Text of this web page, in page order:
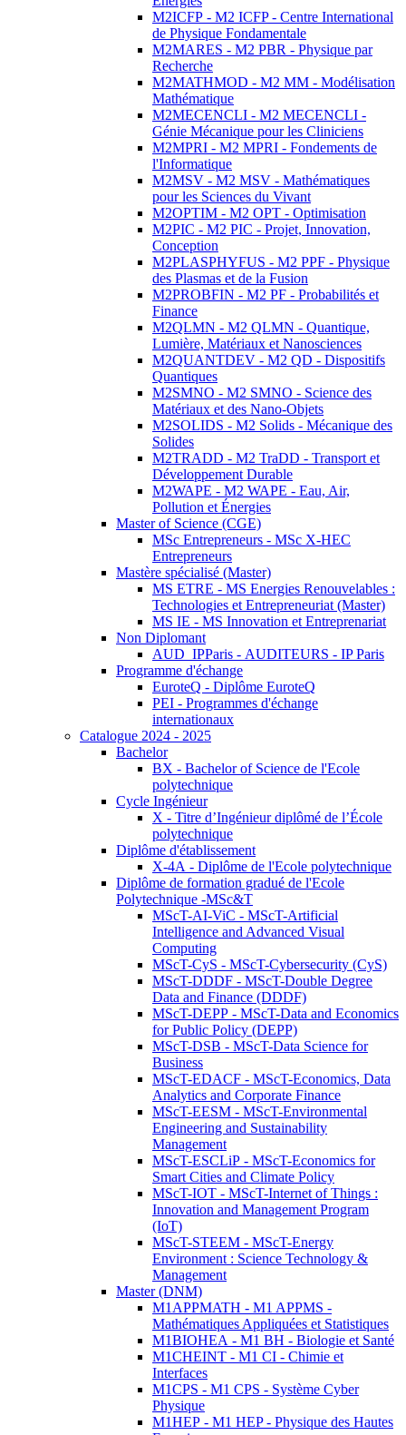
M2ICFP - M2 ICFP - Centre International
de Physique Fondamentale
M2MARES - M2 PBR - Physique par
Recherche
M2MATHMOD - M2 MM - Modélisation
Mathématique
M2MECENCLI - M2 MECENCLI -
Génie Mécanique pour les Cliniciens
M2MPRI - M2 MPRI - Fondements de
l'Informatique
M2MSV - M2 MSV - Mathématiques
pour les Sciences du Vivant
M2OPTIM - M2 OPT - Optimisation
M2PIC - M2 PIC - Projet, Innovation,
Conception
M2PLASPHYFUS - M2 PPF - Physique
des Plasmas et de la Fusion
M2PROBFIN - M2 PF - Probabilités et
Finance
M2QLMN - M2 QLMN - Quantique,
Lumière, Matériaux et Nanosciences
M2QUANTDEV - M2 QD - Dispositifs
Quantiques
M2SMNO - M2 SMNO - Science des
Matériaux et des Nano-Objets
M2SOLIDS - M2 Solids - Mécanique des
Solides
M2TRADD - M2 TraDD - Transport et
Développement Durable
M2WAPE - M2 WAPE - Eau, Air,
Pollution et Énergies
Master of Science (CGE)
MSc Entrepreneurs - MSc X-HEC
Entrepreneurs
Mastère spécialisé (Master)
MS ETRE - MS Energies Renouvelables :
Technologies et Entrepreneuriat (Master)
MS IE - MS Innovation et Entreprenariat
Non Diplomant
AUD_IPParis - AUDITEURS - IP Paris
Programme d'échange
EuroteQ - Diplôme EuroteQ
PEI - Programmes d'échange
internationaux
Catalogue 2024 - 2025
Bachelor
BX - Bachelor of Science de l'Ecole
polytechnique
Cycle Ingénieur
X - Titre d’Ingénieur diplômé de l’École
polytechnique
Diplôme d'établissement
X-4A - Diplôme de l'Ecole polytechnique
Diplôme de formation gradué de l'Ecole
Polytechnique -MSc&T
MScT-AI-ViC - MScT-Artificial
Intelligence and Advanced Visual
Computing
MScT-CyS - MScT-Cybersecurity (CyS)
MScT-DDDF - MScT-Double Degree
Data and Finance (DDDF)
MScT-DEPP - MScT-Data and Economics
for Public Policy (DEPP)
MScT-DSB - MScT-Data Science for
Business
MScT-EDACF - MScT-Economics, Data
Analytics and Corporate Finance
MScT-EESM - MScT-Environmental
Engineering and Sustainability
Management
MScT-ESCLiP - MScT-Economics for
Smart Cities and Climate Policy
MScT-IOT - MScT-Internet of Things :
Innovation and Management Program
(IoT)
MScT-STEEM - MScT-Energy
Environment : Science Technology &
Management
Master (DNM)
M1APPMATH - M1 APPMS -
Mathématiques Appliquées et Statistiques
M1BIOHEA - M1 BH - Biologie et Santé
M1CHEINT - M1 CI - Chimie et
Interfaces
M1CPS - M1 CPS - Système Cyber
Physique
M1HEP - M1 HEP - Physique des Hautes